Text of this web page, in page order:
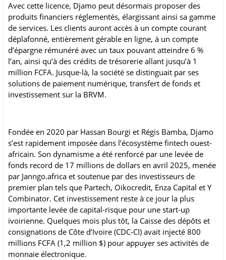
Avec cette licence, Djamo peut désormais proposer des
produits financiers réglementés, élargissant ainsi sa gamme
de services. Les clients auront accès à un compte courant
déplafonné, entièrement gérable en ligne, à un compte
d’épargne rémunéré avec un taux pouvant atteindre 6 %
l’an, ainsi qu’à des crédits de trésorerie allant jusqu’à 1
million FCFA. Jusque-là, la société se distinguait par ses
solutions de paiement numérique, transfert de fonds et
investissement sur la BRVM.
Fondée en 2020 par Hassan Bourgi et Régis Bamba, Djamo
s’est rapidement imposée dans l’écosystème fintech ouest-
africain. Son dynamisme a été renforcé par une levée de
fonds record de 17 millions de dollars en avril 2025, menée
par Janngo.africa et soutenue par des investisseurs de
premier plan tels que Partech, Oikocredit, Enza Capital et Y
Combinator. Cet investissement reste à ce jour la plus
importante levée de capital-risque pour une start-up
ivoirienne. Quelques mois plus tôt, la Caisse des dépôts et
consignations de Côte d’Ivoire (CDC-CI) avait injecté 800
millions FCFA (1,2 million $) pour appuyer ses activités de
monnaie électronique.